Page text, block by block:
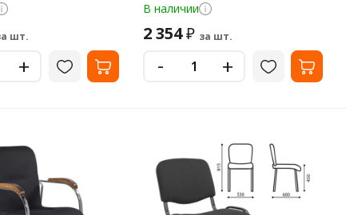
шт.
+
В наличии
2 354₽ за шт.
- +